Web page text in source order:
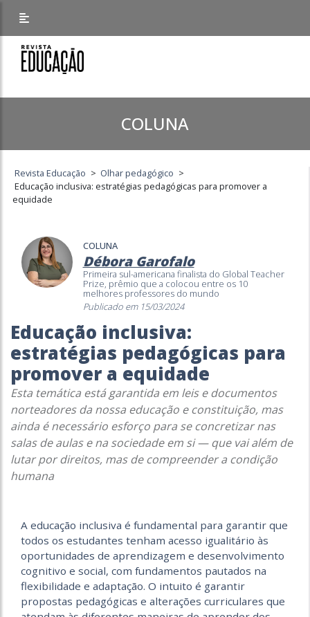
COLUNA
Revista Educação > Olhar pedagógico >
Educação inclusiva: estratégias pedagógicas para promover a
equidade
COLUNA
Débora Garofalo
Primeira sul-americana finalista do Global Teacher
Prize, prêmio que a colocou entre os 10
melhores professores do mundo
Publicado em 15/03/2024
Educação inclusiva:
estratégias pedagógicas para
promover a equidade
Esta temática está garantida em leis e documentos
norteadores da nossa educação e constituição, mas
ainda é necessário esforço para se concretizar nas
salas de aulas e na sociedade em si — que vai além de
lutar por direitos, mas de compreender a condição
humana
A educação inclusiva é fundamental para garantir que
todos os estudantes tenham acesso igualitário às
oportunidades de aprendizagem e desenvolvimento
cognitivo e social, com fundamentos pautados na
flexibilidade e adaptação. O intuito é garantir
propostas pedagógicas e alterações curriculares que